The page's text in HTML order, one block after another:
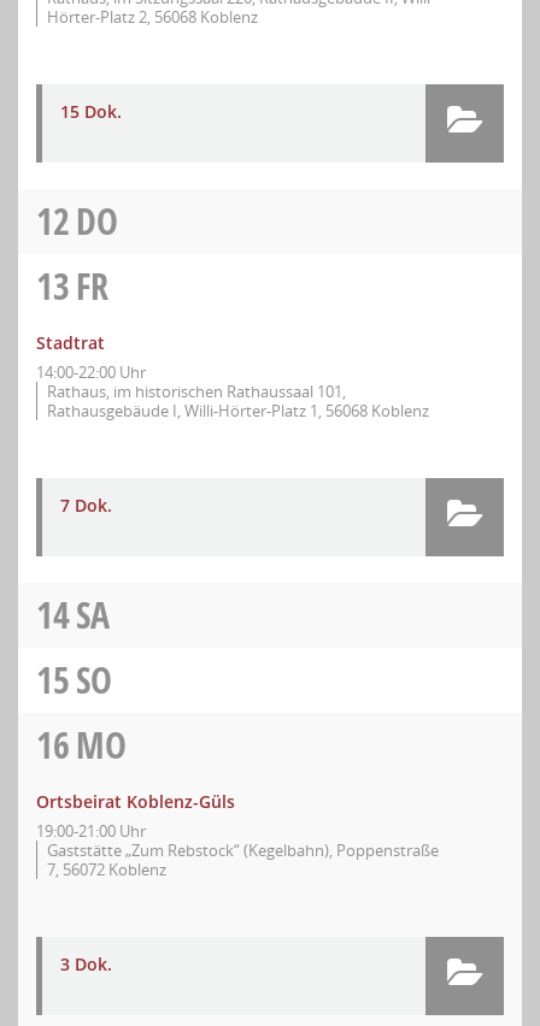
Hörter-Platz 2, 56068 Koblenz
15 Dok.
12DO
13FR
Stadtrat
14:00-22:00 Uhr
Rathaus, im historischen Rathaussaal 101,
Rathausgebäude I, Willi-Hörter-Platz 1, 56068 Koblenz
7 Dok.
14SA
15SO
16MO
Ortsbeirat Koblenz-Güls
19:00-21:00 Uhr
Gaststätte „Zum Rebstock“ (Kegelbahn), Poppenstraße
7, 56072 Koblenz
3 Dok.